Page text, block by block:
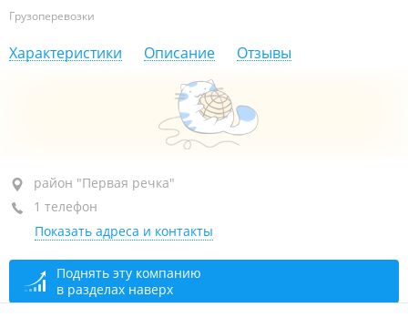
Грузоперевозки
Характеристики Описание Отзывы
район "Первая речка", пр-т Острякова, 5
оф. 502
+7 914 672-75-97
круглосуточно
район "Первая речка"
1 телефон
Показать адреса и контакты
Поднять эту компанию
в разделах наверх